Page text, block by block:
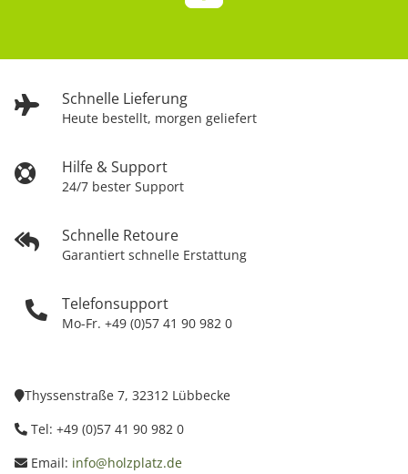
Schnelle Lieferung
Heute bestellt, morgen geliefert
Hilfe & Support
24/7 bester Support
Schnelle Retoure
Garantiert schnelle Erstattung
Telefonsupport
Mo-Fr. +49 (0)57 41 90 982 0
Thyssenstraße 7, 32312 Lübbecke
Tel: +49 (0)57 41 90 982 0
Email: info@holzplatz.de